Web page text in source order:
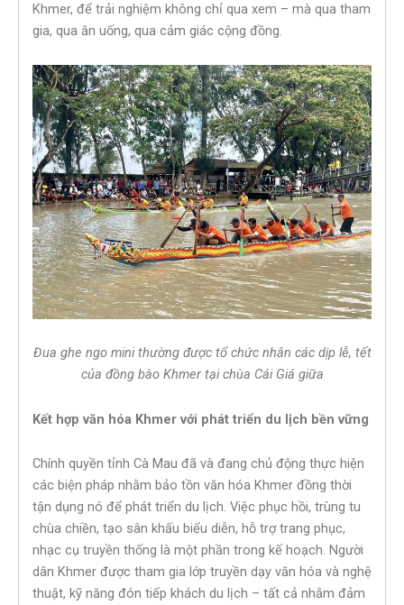
Khmer, để trải nghiệm không chỉ qua xem – mà qua tham
gia, qua ăn uống, qua cảm giác cộng đồng.
Đua ghe ngo mini thường được tổ chức nhân các dịp lễ, tết
của đồng bào Khmer tại chùa Cái Giá giữa
Kết hợp văn hóa Khmer với phát triển du lịch bền vững
Chính quyền tỉnh Cà Mau đã và đang chủ động thực hiện
các biện pháp nhằm bảo tồn văn hóa Khmer đồng thời
tận dụng nó để phát triển du lịch. Việc phục hồi, trùng tu
chùa chiền, tạo sân khấu biểu diễn, hỗ trợ trang phục,
nhạc cụ truyền thống là một phần trong kế hoạch. Người
dân Khmer được tham gia lớp truyền dạy văn hóa và nghệ
thuật, kỹ năng đón tiếp khách du lịch – tất cả nhằm đảm